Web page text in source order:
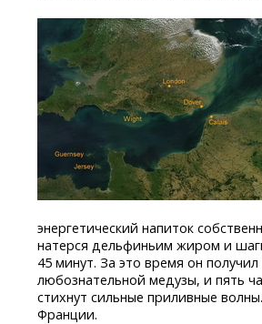
энергетический напиток
натерся дельфиньим жиром и
45 минут. За это время он
любознательной медузы, и пять
стихнут сильные приливные
Франции.